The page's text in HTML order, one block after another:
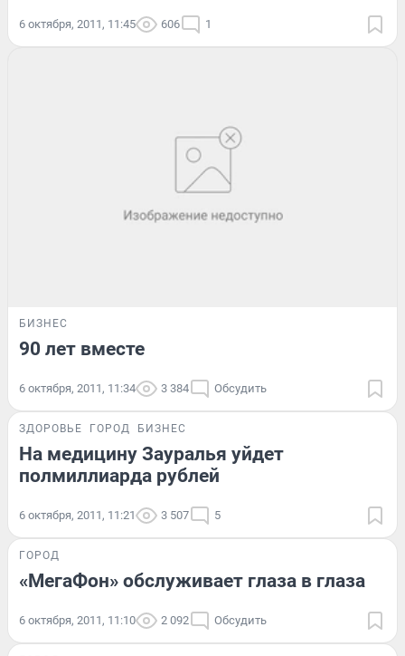
6 октября, 2011, 11:45 606 1
БИЗНЕС
90 лет вместе
6 октября, 2011, 11:34 3 384 Обсудить
ЗДОРОВЬЕ ГОРОД БИЗНЕС
На медицину Зауралья уйдет
полмиллиарда рублей
6 октября, 2011, 11:21 3 507 5
ГОРОД
«МегаФон» обслуживает глаза в глаза
6 октября, 2011, 11:10 2 092 Обсудить